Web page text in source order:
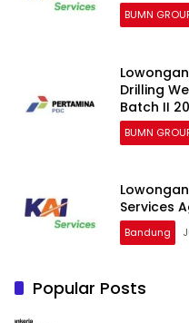
BUMN
Drilling
Batch II
BUMN
Services
Bandung
Popular Posts